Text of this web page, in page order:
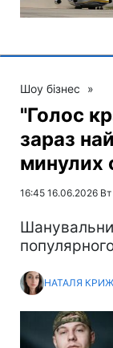
Шоу бізнес »
"Голос
зараз
минулих
16:45 16.06.2026 Вт
НАТАЛЯ